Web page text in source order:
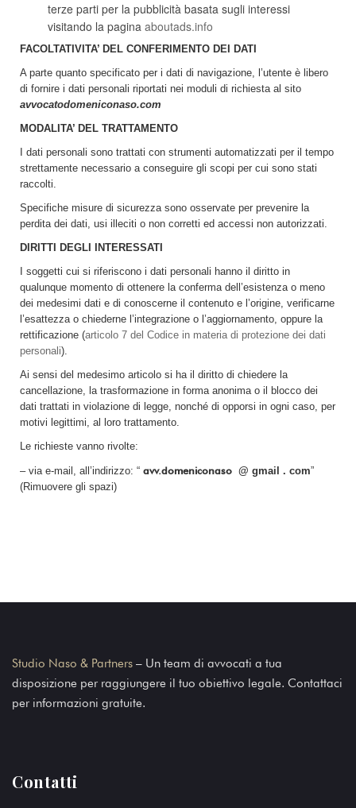
terze parti per la pubblicità basata sugli interessi
visitando la pagina aboutads.info
FACOLTATIVITA’ DEL CONFERIMENTO DEI DATI
A parte quanto specificato per i dati di navigazione, l’utente è libero
di fornire i dati personali riportati nei moduli di richiesta al sito
avvocatodomeniconaso.com
MODALITA’ DEL TRATTAMENTO
I dati personali sono trattati con strumenti automatizzati per il tempo
strettamente necessario a conseguire gli scopi per cui sono stati
raccolti.
Specifiche misure di sicurezza sono osservate per prevenire la
perdita dei dati, usi illeciti o non corretti ed accessi non autorizzati.
DIRITTI DEGLI INTERESSATI
I soggetti cui si riferiscono i dati personali hanno il diritto in
qualunque momento di ottenere la conferma dell’esistenza o meno
dei medesimi dati e di conoscerne il contenuto e l’origine, verificarne
l’esattezza o chiederne l’integrazione o l’aggiornamento, oppure la
rettificazione (articolo 7 del Codice in materia di protezione dei dati
personali).
Ai sensi del medesimo articolo si ha il diritto di chiedere la
cancellazione, la trasformazione in forma anonima o il blocco dei
dati trattati in violazione di legge, nonché di opporsi in ogni caso, per
motivi legittimi, al loro trattamento.
Le richieste vanno rivolte:
– via e-mail, all’indirizzo: “ avv.domeniconaso @ gmail . com”
(Rimuovere gli spazi)
Studio Naso & Partners – Un team di avvocati a tua
disposizione per raggiungere il tuo obiettivo legale. Contattaci
per informazioni gratuite.
Contatti